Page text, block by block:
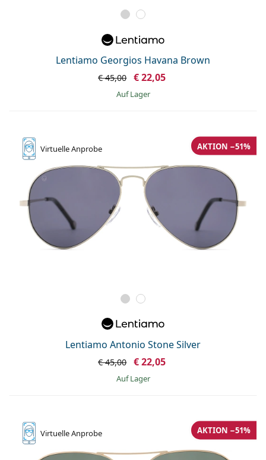
Lentiamo Georgios Havana Brown
€ 45,00 € 22,05
auf Lager
VirtuelleAnprobe
Lentiamo Antonio Stone Silver
AKTION −51%
€ 45,00 € 22,05
auf Lager
VirtuelleAnprobe AKTION −51%